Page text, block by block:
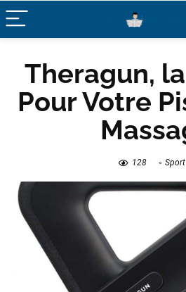
Theragun,
Pour Votre
128 Sport